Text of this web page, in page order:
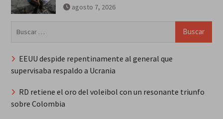
agosto 7, 2026
EEUU despide repentinamente al general que
supervisaba respaldo a Ucrania
RD retiene el oro del voleibol con un resonante triunfo
sobre Colombia